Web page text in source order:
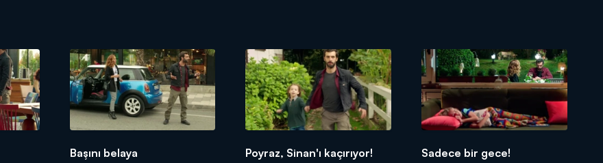
Başını belaya
Poyraz, Sinan'ı kaçırıyor! Sadece bir gece!